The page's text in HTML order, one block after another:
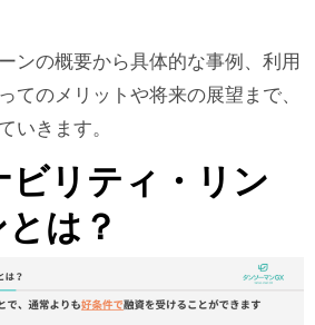
ンの概要から具体的な事例、利用
てのメリットや将来の展望まで、
いきます。
ビリティ・リン
は？